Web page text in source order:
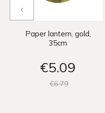
Paper lantern, gold,
35cm
€5 09
€679
‹